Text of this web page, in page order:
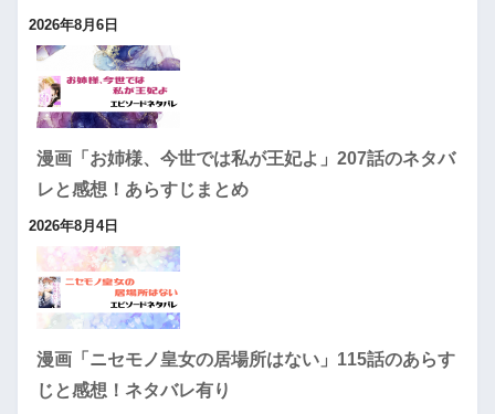
2026年8月6日
漫画「お姉様、今世では私が王妃よ」207話のネタバ
レと感想！あらすじまとめ
2026年8月4日
漫画「ニセモノ皇女の居場所はない」115話のあらす
じと感想！ネタバレ有り